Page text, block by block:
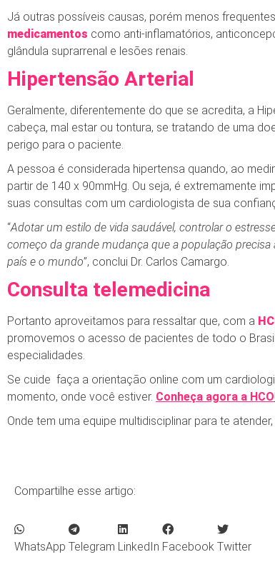
Já outras possíveis causas, porém menos
medicamentos como anti-inflamatórios,
glândula suprarrenal e lesões renais.
Hipertensão Arterial
Geralmente, diferentemente do que se acredita, a
cabeça, mal estar ou tontura, se tratando de uma
perigo para o paciente.
A pessoa é considerada hipertensa quando, ao
partir de 140 x 90mmHg. Ou seja, é extremamente
suas consultas com um cardiologista de sua
“Adotar um estilo de vida saudável, controlar o
começo da grande mudança que a população
país e o mundo”, conclui Dr. Carlos Camargo.
Consulta telemedicina
Portanto aproveitamos para ressaltar que, com a
promovemos o acesso de pacientes de todo o
especialidades.
Se cuide faça a orientação online com um
momento, onde você estiver. Conheça agora a HCO
Onde tem uma equipe multidisciplinar para te
Compartilhe esse artigo:
WhatsApp Telegram LinkedIn Facebook Twitter